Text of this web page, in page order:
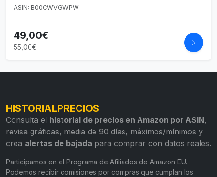
ASIN: B00CWVGWPW
49,00€
55,00€
HISTORIALPRECIOS
Consulta el historial de precios en Amazon por ASIN,
revisa gráficas, media de 90 días, máximos/mínimos y
crea alertas de bajada para comprar con datos reales.
Participamos en el Programa de Afiliados de Amazon EU.
Podemos recibir comisiones por compras que cumplan los